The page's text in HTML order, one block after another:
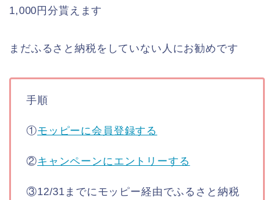
1,000円分貰えます
まだふるさと納税をしていない人にお勧めです
手順
①モッピーに会員登録する
②キャンペーンにエントリーする
③12/31までにモッピー経由でふるさと納税